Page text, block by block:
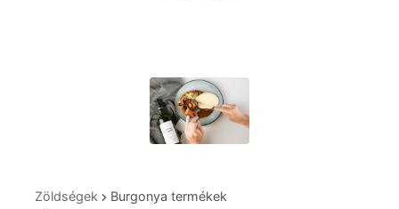
Zöldségek Burgonya termékek